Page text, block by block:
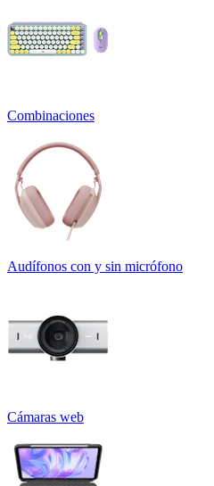
Combinaciones
Audífonos con y sin micrófono
Cámaras web